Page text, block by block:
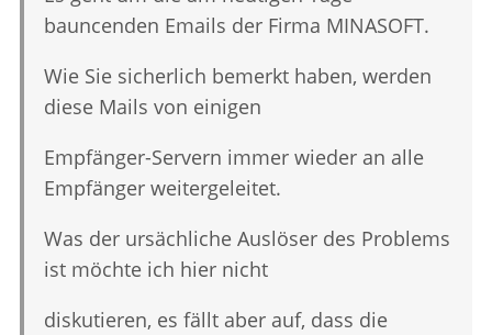
bauncenden Emails der Firma MINASOFT.
Wie Sie sicherlich bemerkt haben, werden
diese Mails von einigen
Empfänger-Servern immer wieder an alle
Empfänger weitergeleitet.
Was der ursächliche Auslöser des Problems
ist möchte ich hier nicht
diskutieren, es fällt aber auf, dass die